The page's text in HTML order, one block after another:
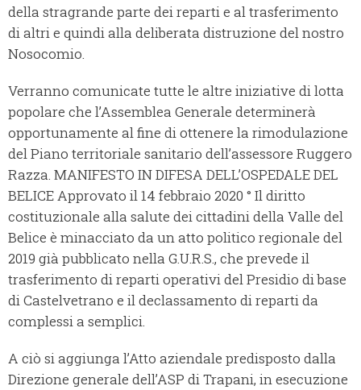
della stragrande parte dei reparti e al trasferimento
di altri e quindi alla deliberata distruzione del nostro
Nosocomio.
Verranno comunicate tutte le altre iniziative di lotta
popolare che l’Assemblea Generale determinerà
opportunamente al fine di ottenere la rimodulazione
del Piano territoriale sanitario dell’assessore Ruggero
Razza. MANIFESTO IN DIFESA DELL’OSPEDALE DEL
BELICE Approvato il 14 febbraio 2020 ° Il diritto
costituzionale alla salute dei cittadini della Valle del
Belice è minacciato da un atto politico regionale del
2019 già pubblicato nella G.U.R.S., che prevede il
trasferimento di reparti operativi del Presidio di base
di Castelvetrano e il declassamento di reparti da
complessi a semplici.
A ciò si aggiunga l’Atto aziendale predisposto dalla
Direzione generale dell’ASP di Trapani, in esecuzione